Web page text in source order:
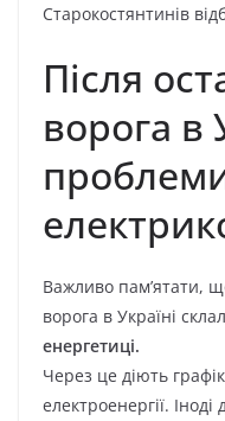
Старокостянтинів
Після
ворога в
Важливо пам’ятати,
ворога в Україні
енергетиці.
Через це діють
електроенергії.